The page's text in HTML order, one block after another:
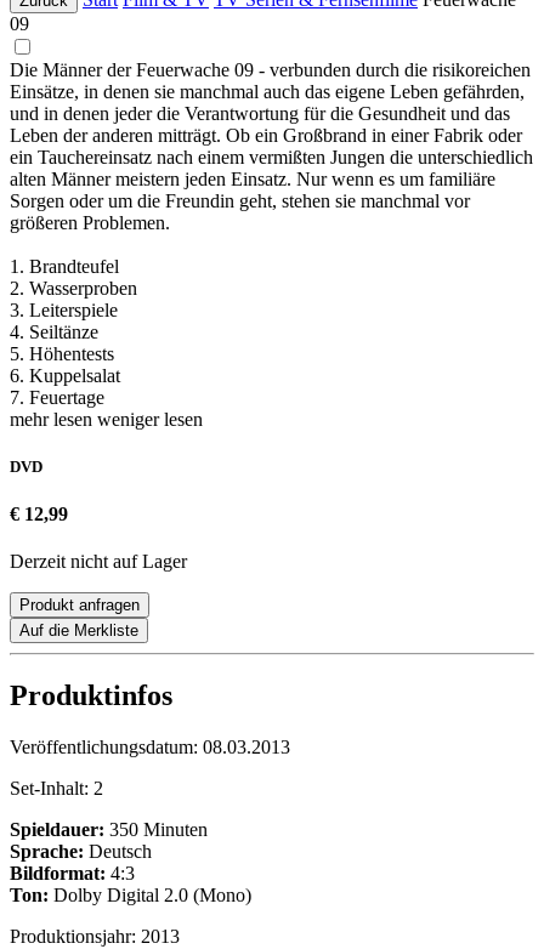
09
Die Männer der Feuerwache 09 - verbunden durch die risikoreichen
Einsätze, in denen sie manchmal auch das eigene Leben gefährden,
und in denen jeder die Verantwortung für die Gesundheit und das
Leben der anderen mitträgt. Ob ein Großbrand in einer Fabrik oder
ein Tauchereinsatz nach einem vermißten Jungen die unterschiedlich
alten Männer meistern jeden Einsatz. Nur wenn es um familiäre
Sorgen oder um die Freundin geht, stehen sie manchmal vor
größeren Problemen.
1. Brandteufel
2. Wasserproben
3. Leiterspiele
4. Seiltänze
5. Höhentests
6. Kuppelsalat
7. Feuertage
mehr lesen weniger lesen
DVD
€ 12,99
Derzeit nicht auf Lager
Produkt anfragen
Auf die Merkliste
Produktinfos
Veröffentlichungsdatum: 08.03.2013
Set-Inhalt: 2
Spieldauer: 350 Minuten
Sprache: Deutsch
Bildformat: 4:3
Ton: Dolby Digital 2.0 (Mono)
Produktionsjahr: 2013